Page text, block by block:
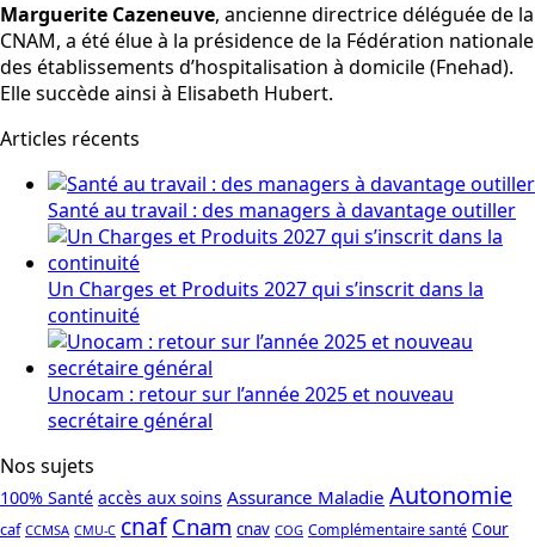
Marguerite Cazeneuve, ancienne directrice déléguée de la
CNAM, a été élue à la présidence de la Fédération nationale
des établissements d’hospitalisation à domicile (Fnehad).
Elle succède ainsi à Elisabeth Hubert.
Articles récents
Santé au travail : des managers à davantage outiller
Un Charges et Produits 2027 qui s’inscrit dans la
continuité
Unocam : retour sur l’année 2025 et nouveau
secrétaire général
Nos sujets
100% Santé accès aux soins Assurance Maladie Autonomie
caf CCMSA CMU-C cnaf Cnam cnav COG Complémentaire santé Cour